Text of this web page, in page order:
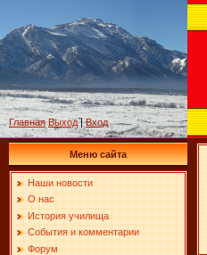
Главная Выход|Вход
Меню сайта
Наши новости
О нас
История училища
События и комментарии
Форум